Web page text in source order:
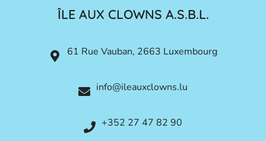
ÎLE AUX CLOWNS A.S.B.L.
61 Rue Vauban, 2663 Luxembourg
info@ileauxclowns.lu
+352 27 47 82 90